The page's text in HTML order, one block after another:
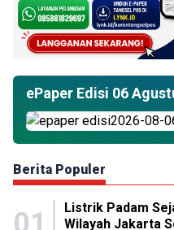
ePaper Edisi 06
Berita Populer
Listrik Padam
Wilayah Jakarta